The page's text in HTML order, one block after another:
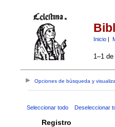
Inicio|
1–1
Opciones de búsqueda y
Seleccionar todo Deseleccionar
Registro